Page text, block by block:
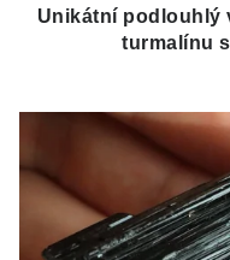
Unikátní podlouhlý
turmalínu